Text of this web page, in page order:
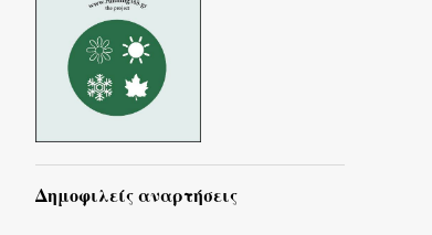
Δημοφιλείς αναρτήσεις